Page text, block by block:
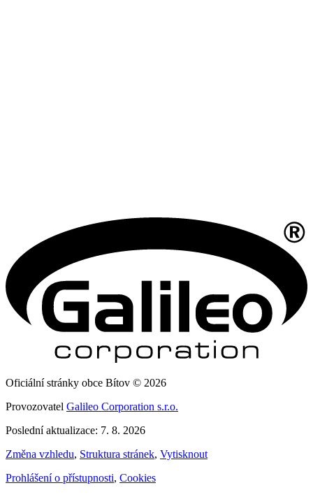
Oficiální stránky obce Bítov © 2026
Provozovatel Galileo Corporation s.r.o.
Poslední aktualizace: 7. 8. 2026
Změna vzhledu, Struktura stránek, Vytisknout
Prohlášení o přístupnosti, Cookies